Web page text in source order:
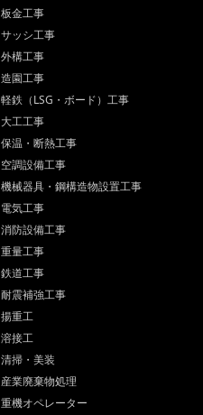
板金工事
サッシ工事
外構工事
造園工事
軽鉄（LSG・ボード）工事
大工工事
保温・断熱工事
空調設備工事
機械器具・鋼構造物設置工事
電気工事
消防設備工事
重量工事
鉄道工事
耐震補強工事
揚重工
溶接工
清掃・美装
産業廃棄物処理
重機オペレーター